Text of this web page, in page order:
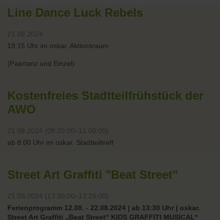
Line Dance Luck Rebels
21.08.2024
19:15 Uhr im oskar. Aktionsraum
(Paartanz und Einzel)
Kostenfreies Stadtteilfrühstück der
AWO
21.08.2024 (08:30:00–11:00:00)
ab 8:00 Uhr im oskar. Stadtteiltreff
Street Art Graffiti "Beat Street"
21.08.2024 (13:30:00–13:29:00)
Ferienprogramm 12.08. - 22.08.2024 | ab 13:30 Uhr | oskar.
Street Art Graffiti „Beat Street“ KIDS GRAFFITI MUSICAL*